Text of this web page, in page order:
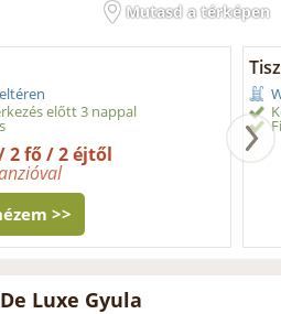
Mutasd a térképen
előtt 3 nappal
2 fő / 2 éjtől
>>
Luxe Gyula